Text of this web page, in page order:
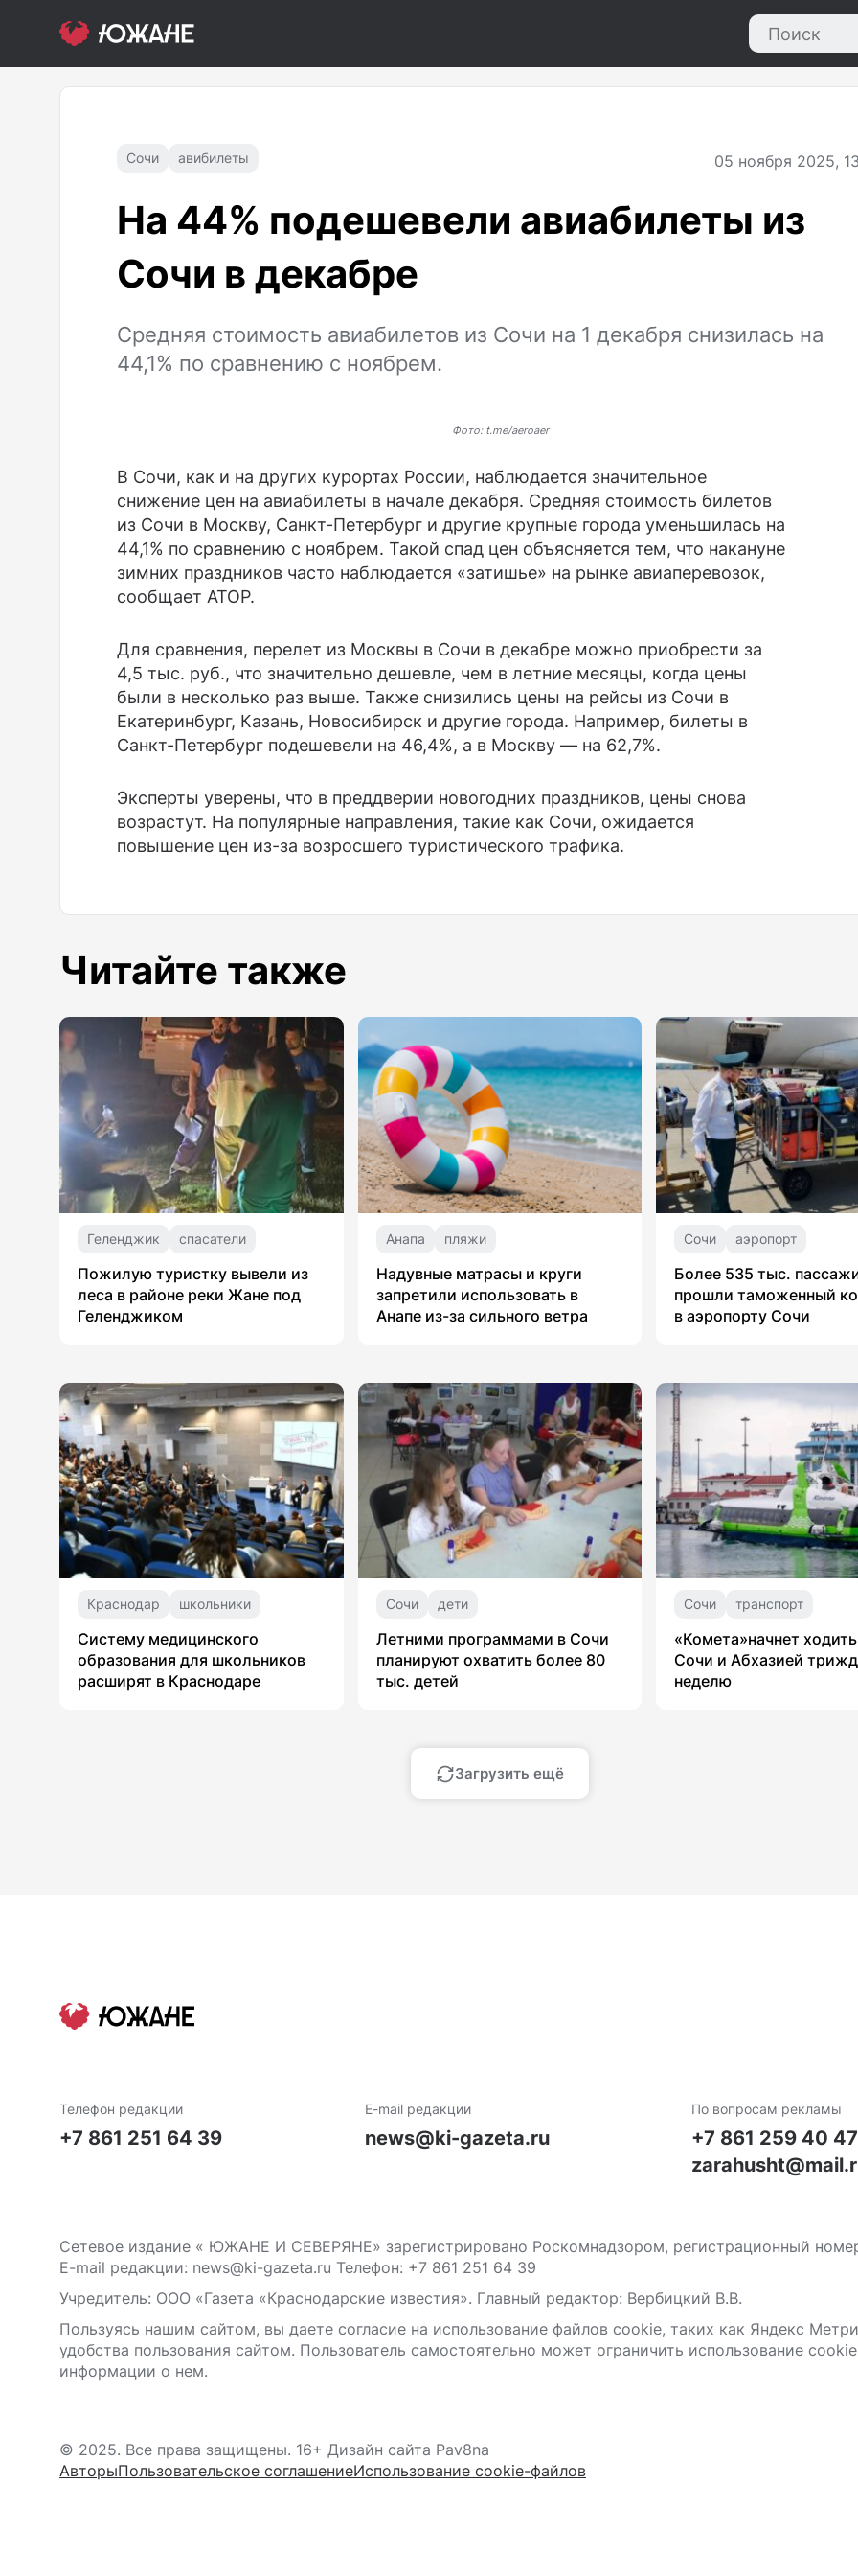
Сочи авибилеты 05 ноября 2025,
На 44% подешевели авиабилеты из
Сочи в декабре
Средняя стоимость авиабилетов из Сочи на 1 декабря снизилась на
44,1% по сравнению с ноябрем.
Фото: t.me/aeroaer
В Сочи, как и на других курортах России, наблюдается значительное
снижение цен на авиабилеты в начале декабря. Средняя стоимость билетов
из Сочи в Москву, Санкт-Петербург и другие крупные города уменьшилась на
44,1% по сравнению с ноябрем. Такой спад цен объясняется тем, что накануне
зимних праздников часто наблюдается «затишье» на рынке авиаперевозок,
сообщает АТОР.
Для сравнения, перелет из Москвы в Сочи в декабре можно приобрести за
4,5 тыс. руб., что значительно дешевле, чем в летние месяцы, когда цены
были в несколько раз выше. Также снизились цены на рейсы из Сочи в
Екатеринбург, Казань, Новосибирск и другие города. Например, билеты в
Санкт-Петербург подешевели на 46,4%, а в Москву — на 62,7%.
Эксперты уверены, что в преддверии новогодних праздников, цены снова
возрастут. На популярные направления, такие как Сочи, ожидается
повышение цен из-за возросшего туристического трафика.
Читайте также
Геленджик спасатели
Пожилую туристку вывели из
леса в районе реки Жане под
Геленджиком
Анапа пляжи
Надувные матрасы и круги
запретили использовать в
Анапе из-за сильного ветра
Сочи аэропорт
Более 535 тыс.
прошли таможенный
в аэропорту Сочи
Краснодар школьники
Систему медицинского
образования для школьников
расширят в Краснодаре
Сочи дети
Летними программами в Сочи
планируют охватить более 80
тыс. детей
Сочи транспорт
«Комета»начнет
Сочи и Абхазией
неделю
Загрузить ещё
Телефон редакции
+7 861 251 64 39
E-mail редакции
news@ki-gazeta.ru
По вопросам рекламы
+7 861 259 40 47
Сетевое издание « ЮЖАНЕ И СЕВЕРЯНЕ» зарегистрировано Роскомнадзором, регистрационный
E-mail редакции: news@ki-gazeta.ru Телефон: +7 861 251 64 39
Учредитель: ООО «Газета «Краснодарские известия». Главный редактор: Вербицкий В.В.
Пользуясь нашим сайтом, вы даете согласие на использование файлов сооkіе, таких как Яндекс
удобства пользования сайтом. Пользователь самостоятельно может ограничить использование
информации о нем.
© 2025. Все права защищены. 16+ Дизайн сайта Pav8na
АвторыПользовательское соглашениеИспользование cookie-файлов